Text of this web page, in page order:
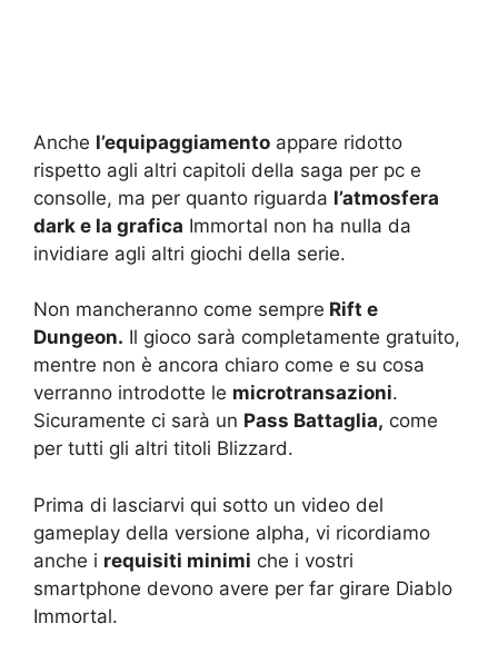
Anche l’equipaggiamento appare ridotto
rispetto agli altri capitoli della saga per pc e
consolle, ma per quanto riguarda l’atmosfera
dark e la grafica Immortal non ha nulla da
invidiare agli altri giochi della serie.
Non mancheranno come sempre Rift e
Dungeon. Il gioco sarà completamente gratuito,
mentre non è ancora chiaro come e su cosa
verranno introdotte le microtransazioni.
Sicuramente ci sarà un Pass Battaglia, come
per tutti gli altri titoli Blizzard.
Prima di lasciarvi qui sotto un video del
gameplay della versione alpha, vi ricordiamo
anche i requisiti minimi che i vostri
smartphone devono avere per far girare Diablo
Immortal.